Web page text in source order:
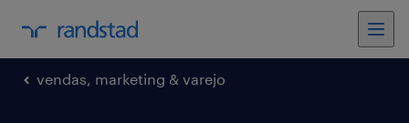
vendas, marketing & varejo